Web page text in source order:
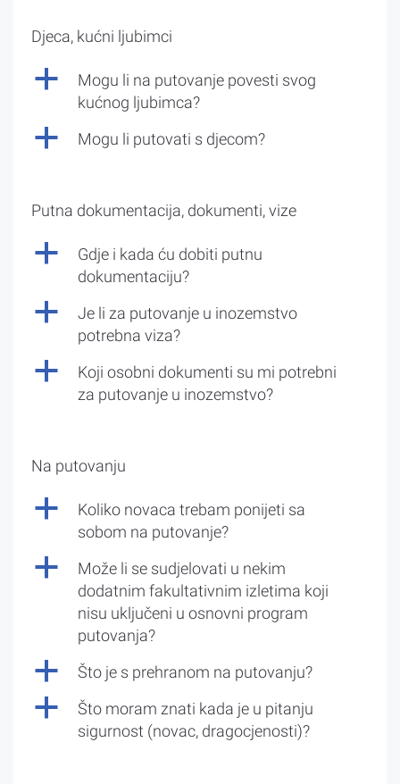
Djeca, kućni ljubimci
a
Mogu li na putovanje povesti svog
kućnog ljubimca?
a Mogu li putovati s djecom?
Putna dokumentacija, dokumenti, vize
a
Gdje i kada ću dobiti putnu
dokumentaciju?
a
Je li za putovanje u inozemstvo
potrebna viza?
a
Koji osobni dokumenti su mi potrebni
za putovanje u inozemstvo?
Na putovanju
a
Koliko novaca trebam ponijeti sa
sobom na putovanje?
a
Može li se sudjelovati u nekim
dodatnim fakultativnim izletima koji
nisu uključeni u osnovni program
putovanja?
a Što je s prehranom na putovanju?
a
Što moram znati kada je u pitanju
sigurnost (novac, dragocjenosti)?